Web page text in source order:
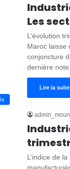
Les
L’évolution
Maroc laisse
conjoncture
dernière
Lire la suite
L’indice de